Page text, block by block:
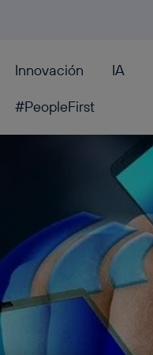
Innovación IA
#PeopleFirst